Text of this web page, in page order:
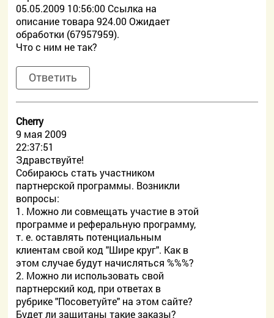
05.05.2009 10:56:00 Ссылка на
описание товара 924.00 Ожидает
обработки (67957959).
Что с ним не так?
Ответить
Cherry
9 мая 2009
22:37:51
Здравствуйте!
Собираюсь стать участником
партнерской программы. Возникли
вопросы:
1. Можно ли совмещать участие в этой
программе и реферальную программу,
т. е. оставлять потенциальным
клиентам свой код "Шире круг". Как в
этом случае будут начисляться %%%?
2. Можно ли использовать свой
партнерский код, при ответах в
рубрике "Посоветуйте" на этом сайте?
Будет ли защитаны такие заказы?